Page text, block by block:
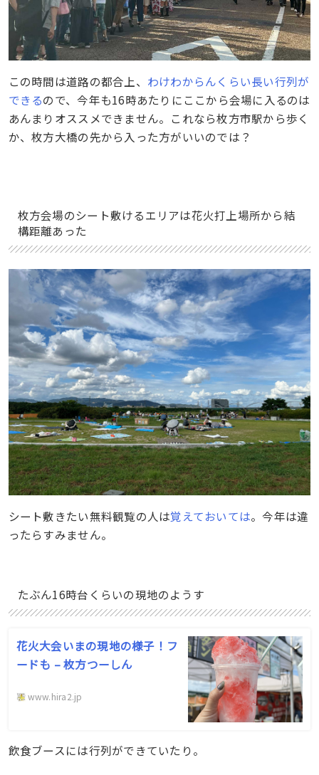
この時間は道路の都合上、 わけわからんくらい長い行列が
できるので、今年も16時あたりにここから会場に入るのは
あんまりオススメできません。これなら枚方市駅から歩く
か、枚方大橋の先から入った方がいいのでは？
枚方会場のシート敷けるエリアは花火打上場所から結
構距離あった
シート敷きたい無料観覧の人は覚えておいては。今年は違
ったらすみません。
たぶん16時台くらいの現地のようす
花火大会いまの現地の様子！フ
ードも – 枚方つーしん
www.hira2.jp
飲食ブースには行列ができていたり。